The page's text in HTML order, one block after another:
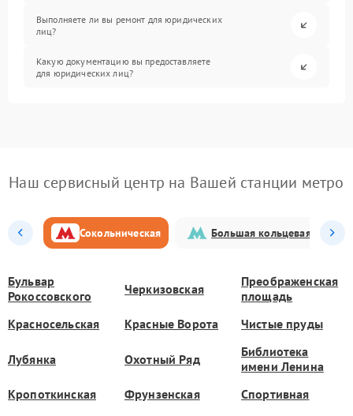
Выполняете ли вы ремонт для юридических
лиц?
Какую документацию вы предоставляете
для юридических лиц?
Наш сервисный центр на Вашей станции метро
Сокольническая Большая кольцевая
Бульвар
Рокоссовского
Черкизовская
Преображенская
площадь
Красносельская
Красные Ворота Чистые пруды
Лубянка Охотный Ряд
Библиотека
имени Ленина
Кропоткинская
Фрунзенская
Спортивная